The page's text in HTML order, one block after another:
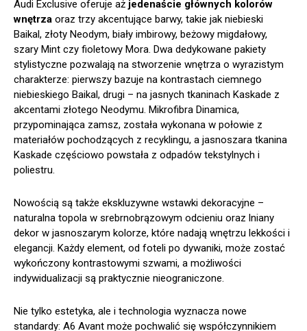
Audi Exclusive oferuje aż jedenaście głównych kolorów
wnętrza oraz trzy akcentujące barwy, takie jak niebieski
Baikal, złoty Neodym, biały imbirowy, beżowy migdałowy,
szary Mint czy fioletowy Mora. Dwa dedykowane pakiety
stylistyczne pozwalają na stworzenie wnętrza o wyrazistym
charakterze: pierwszy bazuje na kontrastach ciemnego
niebieskiego Baikal, drugi – na jasnych tkaninach Kaskade z
akcentami złotego Neodymu. Mikrofibra Dinamica,
przypominająca zamsz, została wykonana w połowie z
materiałów pochodzących z recyklingu, a jasnoszara tkanina
Kaskade częściowo powstała z odpadów tekstylnych i
poliestru.
Nowością są także ekskluzywne wstawki dekoracyjne –
naturalna topola w srebrnobrązowym odcieniu oraz lniany
dekor w jasnoszarym kolorze, które nadają wnętrzu lekkości i
elegancji. Każdy element, od foteli po dywaniki, może zostać
wykończony kontrastowymi szwami, a możliwości
indywidualizacji są praktycznie nieograniczone.
Nie tylko estetyka, ale i technologia wyznacza nowe
standardy: A6 Avant może pochwalić się współczynnikiem